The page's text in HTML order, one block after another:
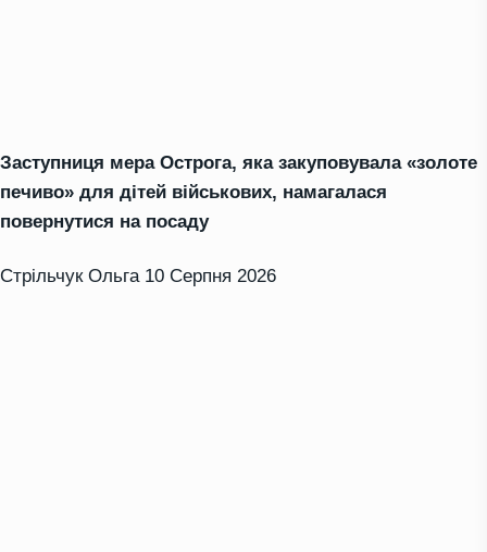
Заступниця мера Острога, яка закуповувала «золоте
печиво» для дітей військових, намагалася
повернутися на посаду
Стрільчук Ольга 10 Серпня 2026